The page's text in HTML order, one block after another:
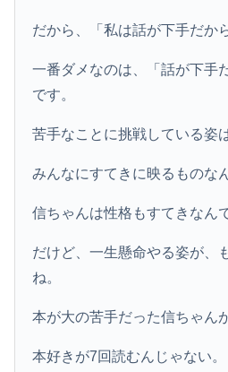
だから、「私は話が下手だか
一番ダメなのは、「話が下手
です。
苦手なことに挑戦している姿
みんなにすてきに映るものな
信ちゃんは性格もすてきなん
だけど、一生懸命やる姿が、
ね。
本が大の苦手だった信ちゃん
本好きが7回読むんじゃない。